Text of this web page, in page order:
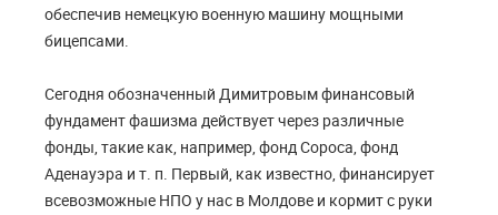
обеспечив немецкую военную машину мощными
бицепсами.
Сегодня обозначенный Димитровым финансовый
фундамент фашизма действует через различные
фонды, такие как, например, фонд Сороса, фонд
Аденауэра и т. п. Первый, как известно, финансирует
всевозможные НПО у нас в Молдове и кормит с руки